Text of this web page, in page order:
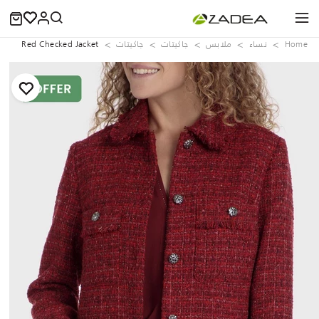
Home نساء ملابس جاكيتات جاكيتات Red Checked Jacket